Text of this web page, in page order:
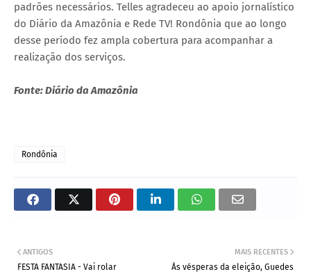
padrões necessários. Telles agradeceu ao apoio jornalístico
do Diário da Amazônia e Rede TV! Rondônia que ao longo
desse período fez ampla cobertura para acompanhar a
realização dos serviços.
Fonte: Diário da Amazônia
Rondônia
MAIS RECENTES
Às vésperas da eleição, Guedes
ANTIGOS
FESTA FANTASIA - Vai rolar